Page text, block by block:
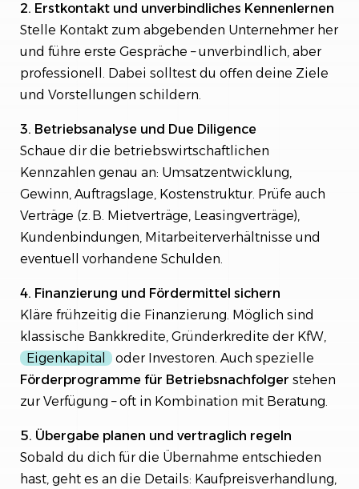
2. Erstkontakt und unverbindliches Kennenlernen
Stelle Kontakt zum abgebenden Unternehmer her
und führe erste Gespräche – unverbindlich, aber
professionell. Dabei solltest du offen deine Ziele
und Vorstellungen schildern.
3. Betriebsanalyse und Due Diligence
Schaue dir die betriebswirtschaftlichen
Kennzahlen genau an: Umsatzentwicklung,
Gewinn, Auftragslage, Kostenstruktur. Prüfe auch
Verträge (z. B. Mietverträge, Leasingverträge),
Kundenbindungen, Mitarbeiterverhältnisse und
eventuell vorhandene Schulden.
4. Finanzierung und Fördermittel sichern
Kläre frühzeitig die Finanzierung. Möglich sind
klassische Bankkredite, Gründerkredite der KfW,
Eigenkapital
oder Investoren. Auch spezielle
Förderprogramme für Betriebsnachfolger stehen
zur Verfügung – oft in Kombination mit Beratung.
5. Übergabe planen und vertraglich regeln
Sobald du dich für die Übernahme entschieden
hast, geht es an die Details: Kaufpreisverhandlung,